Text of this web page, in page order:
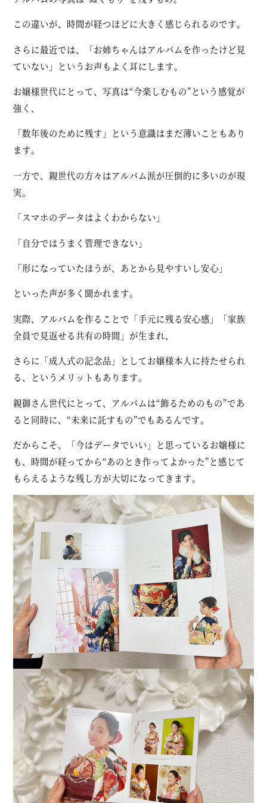
この違いが、時間が経つほどに大きく感じられるのです。
さらに最近では、「お姉ちゃんはアルバムを作ったけど見
ていない」というお声もよく耳にします。
お嬢様世代にとって、写真は“今楽しむもの”という感覚が
強く、
「数年後のために残す」という意識はまだ薄いこともあり
ます。
一方で、親世代の方々はアルバム派が圧倒的に多いのが現
実。
「スマホのデータはよくわからない」
「自分ではうまく管理できない」
「形になっていたほうが、あとから見やすいし安心」
といった声が多く聞かれます。
実際、アルバムを作ることで「手元に残る安心感」「家族
全員で見返せる共有の時間」が生まれ、
さらに「成人式の記念品」としてお嬢様本人に持たせられ
る、というメリットもあります。
親御さん世代にとって、アルバムは“飾るためのもの”であ
ると同時に、“未来に託すもの”でもあるんです。
だからこそ、「今はデータでいい」と思っているお嬢様に
も、 時間が経ってから“あのとき作ってよかった”と感じて
もらえるような残し方が大切になってきます。